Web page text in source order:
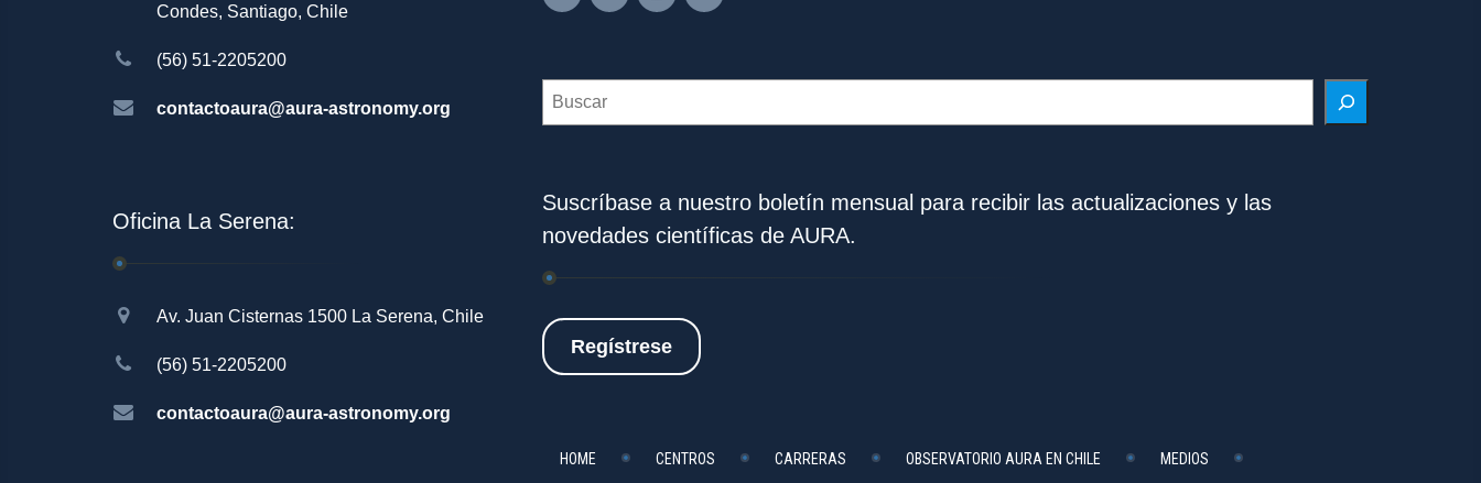
Condes, Santiago, Chile
(56) 51-2205200
contactoaura@aura-astronomy.org
Oficina La Serena:
Av. Juan Cisternas 1500 La Serena, Chile
(56) 51-2205200
contactoaura@aura-astronomy.org
Search
Suscríbase a nuestro boletín mensual para recibir las actualizaciones y las
novedades científicas de AURA.
Regístrese
HOME CENTROS CARRERAS OBSERVATORIO AURA EN CHILE MEDIOS